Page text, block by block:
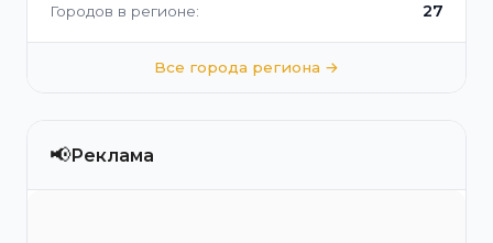
Городов в регионе: 27
Все города региона →
📢Реклама